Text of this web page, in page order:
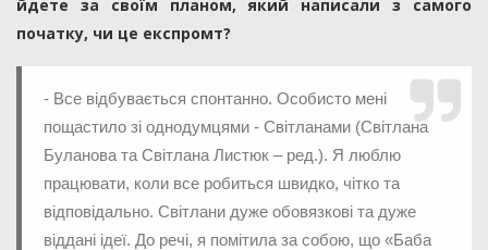
йдете за своїм планом, який написали з самого
початку, чи це експромт?
- Все відбувається спонтанно. Особисто мені
пощастило зі однодумцями - Світланами (Світлана
Буланова та Світлана Листюк – ред.). Я люблю
працювати, коли все робиться швидко, чітко та
відповідально. Світлани дуже обовязкові та дуже
віддані ідеї. До речі, я помітила за собою, що «Баба